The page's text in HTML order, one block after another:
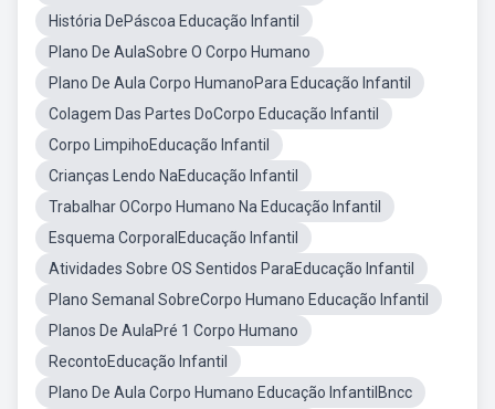
História DePáscoa Educação Infantil
Plano De AulaSobre O Corpo Humano
Plano De Aula Corpo HumanoPara Educação Infantil
Colagem Das Partes DoCorpo Educação Infantil
Corpo LimpihoEducação Infantil
Crianças Lendo NaEducação Infantil
Trabalhar OCorpo Humano Na Educação Infantil
Esquema CorporalEducação Infantil
Atividades Sobre OS Sentidos ParaEducação Infantil
Plano Semanal SobreCorpo Humano Educação Infantil
Planos De AulaPré 1 Corpo Humano
RecontoEducação Infantil
Plano De Aula Corpo Humano Educação InfantilBncc